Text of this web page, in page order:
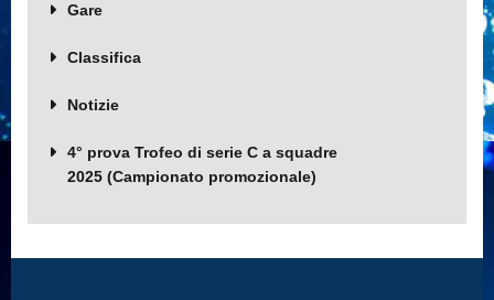
Gare
Classifica
Notizie
4° prova Trofeo di serie C a squadre
2025 (Campionato promozionale)